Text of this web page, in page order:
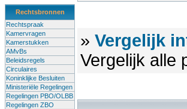
Rechtsbronnen
Rechtspraak
Kamervragen
Kamerstukken
AMvBs
Beleidsregels
Circulaires
Koninklijke Besluiten
Ministeriële Regelingen
Regelingen PBO/OLBB
Regelingen ZBO
» Vergelijk
Vergelijk alle